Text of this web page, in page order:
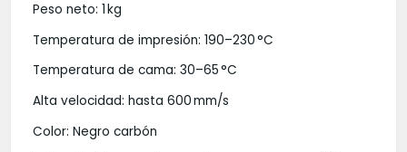
Peso neto: 1 kg
Temperatura de impresión: 190–230 °C
Temperatura de cama: 30–65 °C
Alta velocidad: hasta 600 mm/s
Color: Negro carbón